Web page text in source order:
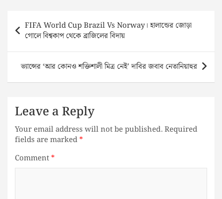
navigation
FIFA World Cup Brazil Vs Norway। হালান্ডের জোড়া
গোলে বিশ্বকাপ থেকে ব্রাজিলের বিদায়
ভ্যান্সের ‘আর কোনও শক্তিশালী মিত্র নেই’ দাবির জবাব নেতানিয়াহুর
Leave a Reply
Your email address will not be published.Required
fields are marked*
Comment*